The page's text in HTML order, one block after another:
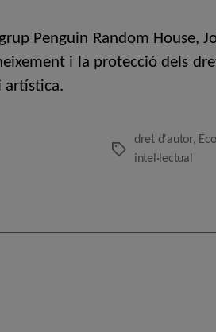
Penguin Random House,
i la protecció dels
artística.
Etiquetes
dret d'autor,
intel·lectual